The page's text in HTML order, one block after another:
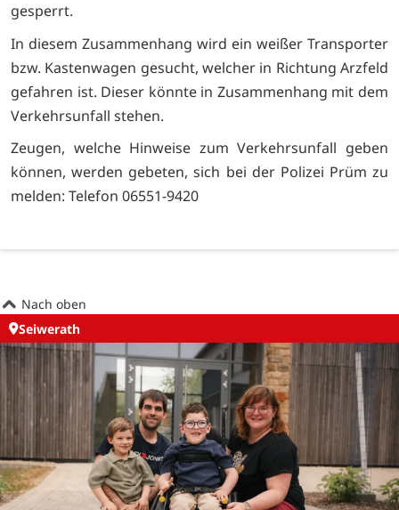
gesperrt.
In diesem Zusammenhang wird ein weißer Transporter
bzw. Kastenwagen gesucht, welcher in Richtung Arzfeld
gefahren ist. Dieser könnte in Zusammenhang mit dem
Verkehrsunfall stehen.
Zeugen, welche Hinweise zum Verkehrsunfall geben
können, werden gebeten, sich bei der Polizei Prüm zu
melden: Telefon 06551-9420
Nach oben
Seiwerath